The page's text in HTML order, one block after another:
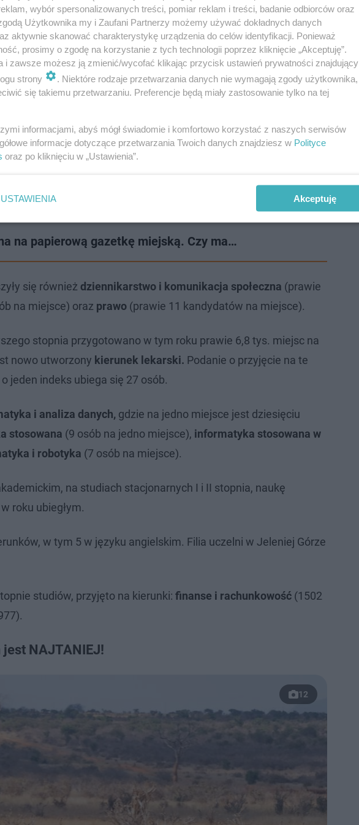
na papierową gazetkę miejską. Czy ma…
się również dziennikarstwo i komunikacja społeczna (prawie
na miejsce) oraz prawo (prawie 11 kandydatów na miejsce).
stopnia przygotowano w tym roku prawie 6,8 tys. miejsc na
nowo utworzony kierunek lekarski. Podanie o przyjęcie na te
jeden indeks ubiega się 27 osób.
i analiza danych, gdzie na jedno miejsce jest dziesięciu
stosowana (9 osób na jedno miejsce), informatyka stosowana w
i robotyka (7 osób na miejsce).
na studiach stacjonarnych I i II stopnia, naukę
roku ubiegłym.
w tym 5 w języku angielskim. Filia uczelni w Jeleniej Górze
studiów, przyjęto na kierunki: finanse i rachunkowość (1502
NAJTANIEJ!
12
wybór spersonalizowanych treści, pomiar reklam i treści, badanie odbiorców oraz
Użytkownika my i Zaufani Partnerzy możemy używać dokładnych danych
aktywnie skanować charakterystykę urządzenia do celów identyfikacji. Ponieważ
prosimy o zgodę na korzystanie z tych technologii poprzez kliknięcie „Akceptuję”.
i zawsze możesz ją zmienić/wycofać klikając przycisk ustawień prywatności znajdujący
strony
. Niektóre rodzaje przetwarzania danych nie wymagają zgody użytkownika,
się takiemu przetwarzaniu. Preferencje będą miały zastosowanie tylko na tej
informacjami, abyś mógł świadomie i komfortowo korzystać z naszych serwisów
informacje dotyczące przetwarzania Twoich danych znajdziesz w Polityce
oraz po kliknięciu w „Ustawienia”.
USTAWIENIA Akceptuję